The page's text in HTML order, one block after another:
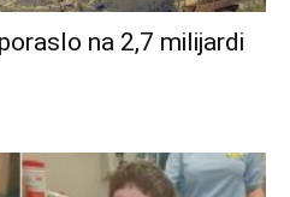
na 2,7 milijardi